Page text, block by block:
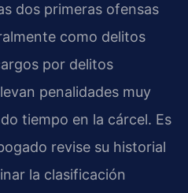
dos primeras ofensas
como delitos
por delitos
penalidades muy
tiempo en la cárcel. Es
revise su historial
la clasificación